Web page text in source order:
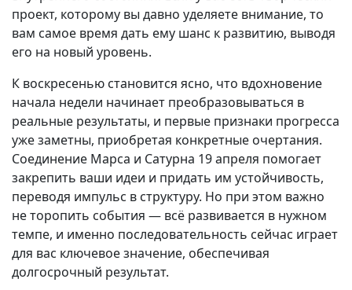
проект, которому вы давно уделяете внимание, то
вам самое время дать ему шанс к развитию, выводя
его на новый уровень.
К воскресенью становится ясно, что вдохновение
начала недели начинает преобразовываться в
реальные результаты, и первые признаки прогресса
уже заметны, приобретая конкретные очертания.
Соединение Марса и Сатурна 19 апреля помогает
закрепить ваши идеи и придать им устойчивость,
переводя импульс в структуру. Но при этом важно
не торопить события — всё развивается в нужном
темпе, и именно последовательность сейчас играет
для вас ключевое значение, обеспечивая
долгосрочный результат.